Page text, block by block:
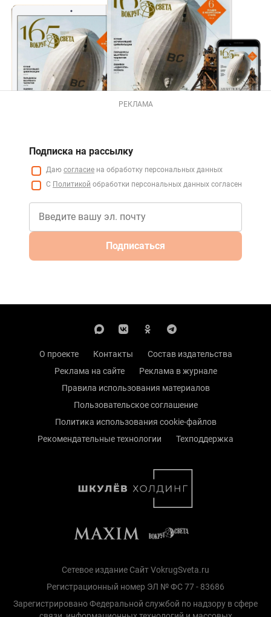
РЕКЛАМА
Подписка на рассылку
Даю согласие на обработку персональных данных
С Политикой обработки персональных данных согласен
Подписаться
О проекте Контакты
Состав издательства
Реклама на сайте
Реклама в журнале
Правила использования материалов
Пользовательское соглашение
Политика использования cookie-файлов
Рекомендательные технологии
Техподдержка
Сетевое издание Сайт VokrugSveta.ru
Регистрационный номер ЭЛ № ФС 77 - 83686
Зарегистрировано Федеральной службой по надзору в сфере